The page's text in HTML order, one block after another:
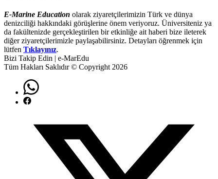
E-Marine Education olarak ziyaretçilerimizin Türk ve dünya
denizciliği hakkındaki görüşlerine önem veriyoruz. Üniversiteniz ya
da fakültenizde gerçekleştirilen bir etkinliğe ait haberi bize ileterek
diğer ziyaretçilerimizle paylaşabilirsiniz. Detayları öğrenmek için
lütfen Tıklayınız.
Bizi Takip Edin | e-MarEdu
Tüm Hakları Saklıdır © Copyright 2026